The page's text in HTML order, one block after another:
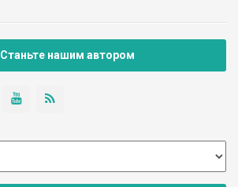
Станьте нашим автором